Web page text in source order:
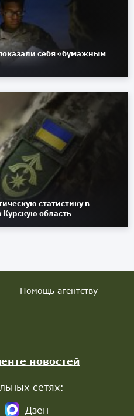
себя «бумажным
статистику в
область
Помощь агентству
новостей
сетях:
Дзен